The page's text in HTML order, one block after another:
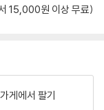
15,000원 이상 무료)
게에서 팔기